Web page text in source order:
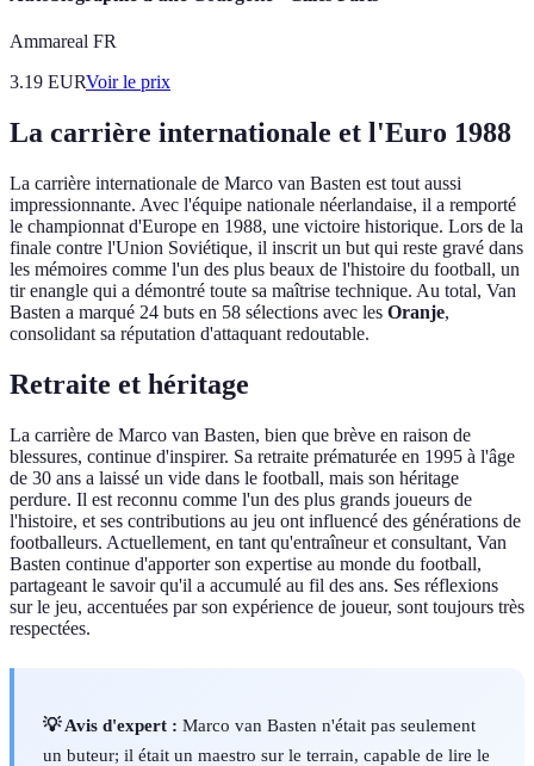
Ammareal FR
3.19 EURVoir le prix
La carrière internationale et l'Euro 1988
La carrière internationale de Marco van Basten est tout aussi
impressionnante. Avec l'équipe nationale néerlandaise, il a remporté
le championnat d'Europe en 1988, une victoire historique. Lors de la
finale contre l'Union Soviétique, il inscrit un but qui reste gravé dans
les mémoires comme l'un des plus beaux de l'histoire du football, un
tir enangle qui a démontré toute sa maîtrise technique. Au total, Van
Basten a marqué 24 buts en 58 sélections avec les Oranje,
consolidant sa réputation d'attaquant redoutable.
Retraite et héritage
La carrière de Marco van Basten, bien que brève en raison de
blessures, continue d'inspirer. Sa retraite prématurée en 1995 à l'âge
de 30 ans a laissé un vide dans le football, mais son héritage
perdure. Il est reconnu comme l'un des plus grands joueurs de
l'histoire, et ses contributions au jeu ont influencé des générations de
footballeurs. Actuellement, en tant qu'entraîneur et consultant, Van
Basten continue d'apporter son expertise au monde du football,
partageant le savoir qu'il a accumulé au fil des ans. Ses réflexions
sur le jeu, accentuées par son expérience de joueur, sont toujours très
respectées.
💡 Avis d'expert : Marco van Basten n'était pas seulement
un buteur; il était un maestro sur le terrain, capable de lire le